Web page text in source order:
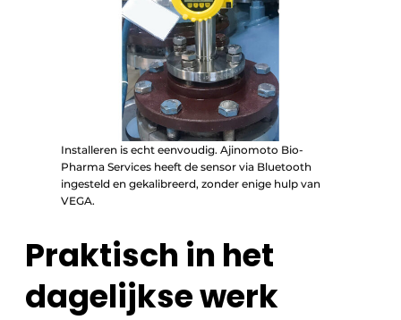
Installeren is echt eenvoudig. Ajinomoto Bio-
Pharma Services heeft de sensor via Bluetooth
ingesteld en gekalibreerd, zonder enige hulp van
VEGA.
Praktisch in het
dagelijkse werk